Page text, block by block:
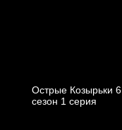
Острые Козырьки 6
cезон 1 cерия